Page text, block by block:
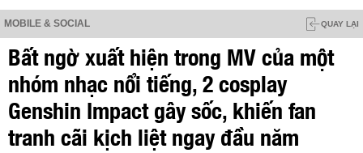
MOBILE & SOCIAL QUAY LẠI
Bất ngờ xuất hiện trong MV của một
nhóm nhạc nổi tiếng, 2 cosplay
Genshin Impact gây sốc, khiến fan
tranh cãi kịch liệt ngay đầu năm